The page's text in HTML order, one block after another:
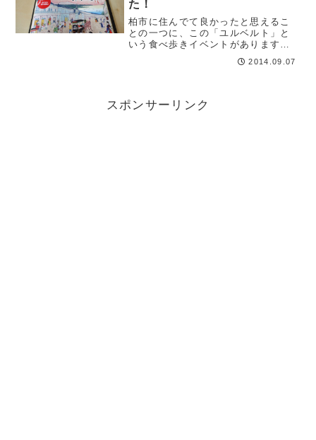
た！
柏市に住んでて良かったと思えるこ
との一つに、この「ユルベルト」と
いう食べ歩きイベントがあります。
ここ最近は年１回となり、今回で第
2014.09.07
スポンサーリンク